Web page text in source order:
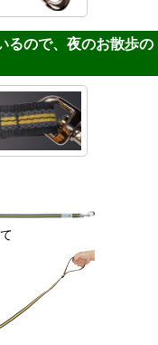
るので、夜のお散歩の